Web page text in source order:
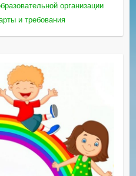
организации
и требования